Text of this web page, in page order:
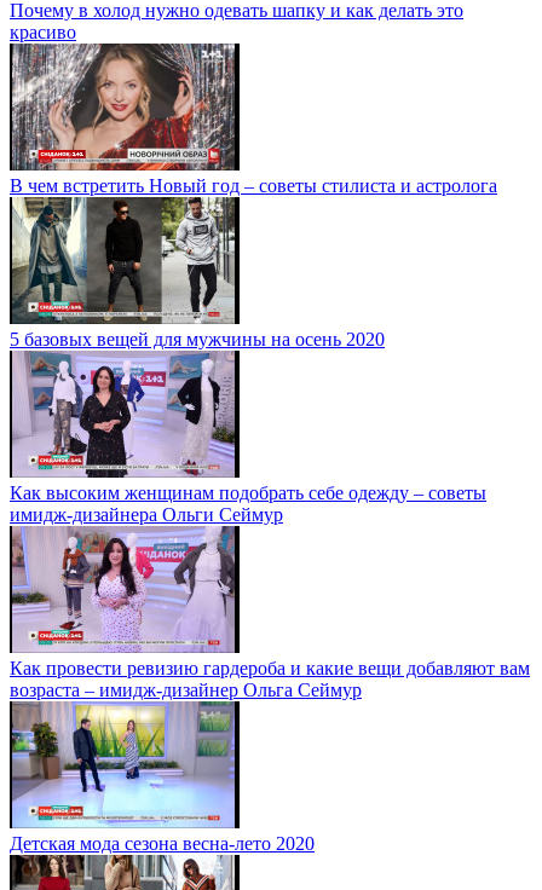
Почему в холод нужно одевать шапку и как делать это
красиво
В чем встретить Новый год – советы стилиста и астролога
5 базовых вещей для мужчины на осень 2020
Как высоким женщинам подобрать себе одежду – советы
имидж-дизайнера Ольги Сеймур
Как провести ревизию гардероба и какие вещи добавляют вам
возраста – имидж-дизайнер Ольга Сеймур
Детская мода сезона весна-лето 2020